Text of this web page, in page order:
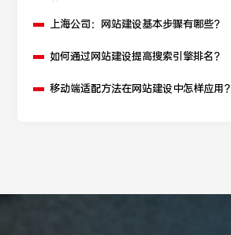
上海公司：网站建设基本步骤有哪些？
如何通过网站建设提高搜索引擎排名？
移动端适配方法在网站建设中怎样应用？